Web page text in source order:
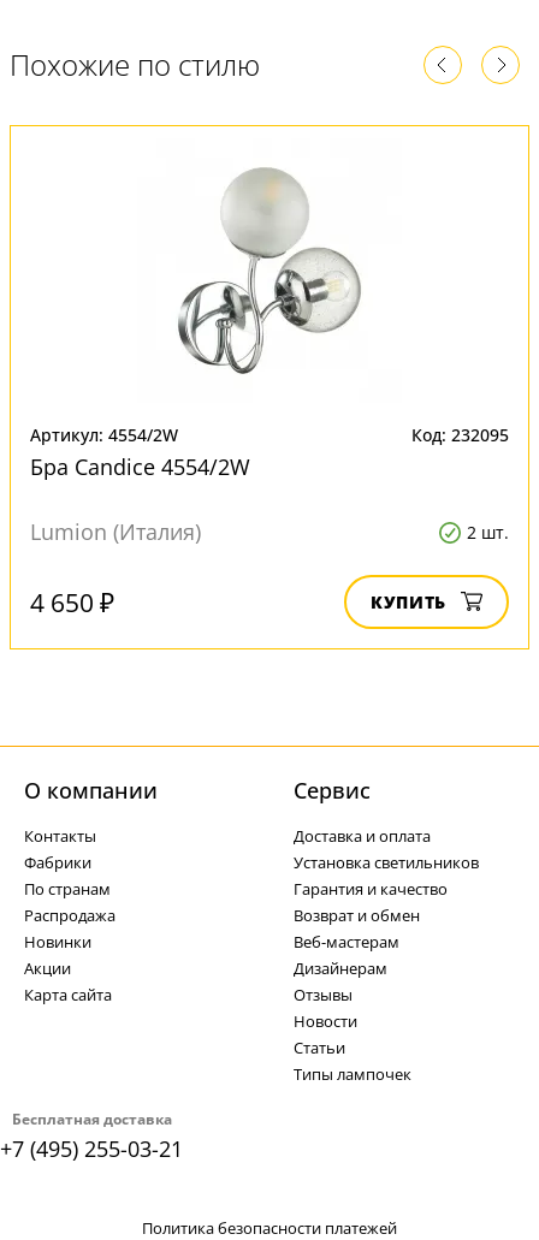
Похожие по стилю
Артикул: 4554/2W Код: 232095
Бра Candice 4554/2W
Lumion (Италия) 2 шт.
4 650 ₽ КУПИТЬ
Бесплатная доставка
+7 (495) 255-03-21
О компании
Контакты
Фабрики
По странам
Распродажа
Новинки
Акции
Карта сайта
Cервис
Доставка и оплата
Установка светильников
Гарантия и качество
Возврат и обмен
Веб-мастерам
Дизайнерам
Отзывы
Новости
Статьи
Типы лампочек
Политика безопасности платежей